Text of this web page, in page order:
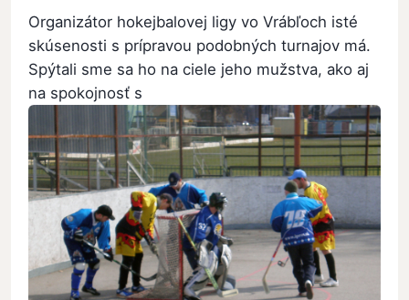
Organizátor hokejbalovej ligy vo Vrábľoch isté
skúsenosti s prípravou podobných turnajov má.
Spýtali sme sa ho na ciele jeho mužstva, ako aj
na spokojnosť s